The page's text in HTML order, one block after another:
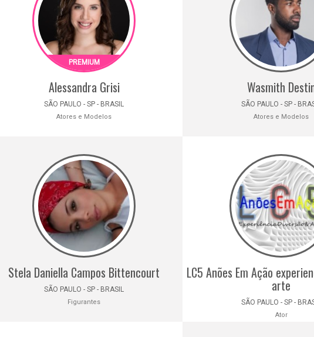
Alessandra Grisi
SÃO PAULO - SP - BRASIL
Atores e Modelos
Wasmith
SÃO PAULO - SP -
Atores e Modelos
Stela Daniella Campos Bittencourt
SÃO PAULO - SP - BRASIL
Figurantes
LC5 Anões Em Ação
arte
SÃO PAULO - SP -
Ator